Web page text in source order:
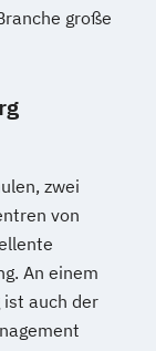
große
zwei
von
An einem
auch der